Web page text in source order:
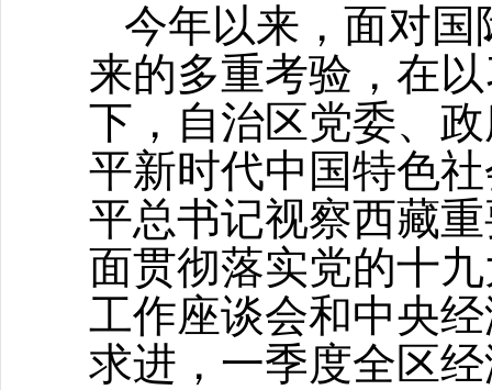
今年以来，面对
来的多重考验，在
下，自治区党委、
平新时代中国特色
平总书记视察西藏
面贯彻落实党的十
工作座谈会和中央
求进，一季度全区